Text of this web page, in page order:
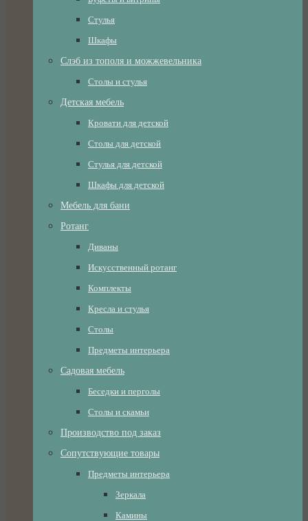
Стулья
Шкафы
Слэб из тополя и можжевельника
Столы и стулья
Детская мебель
Кровати для детской
Столы для детской
Стулья для детской
Шкафы для детской
Мебель для бани
Ротанг
Диваны
Искусственный ротанг
Комплекты
Кресла и стулья
Столы
Предметы интерьера
Садовая мебель
Беседки и перголы
Столы и скамьи
Производство под заказ
Сопутствующие товары
Предметы интерьера
Зеркала
Камины